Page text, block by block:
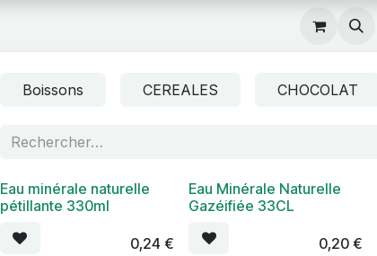
Boissons CEREALES CHOCOLAT
Nouveau !
Eau minérale naturelle
pétillante 330ml
0,24 €
Eau Minérale Naturelle
Gazéifiée 33CL
0,20 €